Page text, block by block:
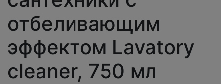
отбеливающим
эффектом Lavatory
cleaner, 750 мл